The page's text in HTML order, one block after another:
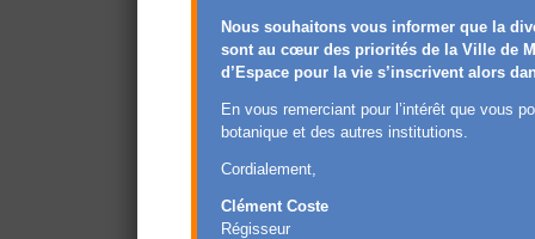
Nous souhaitons vous informer que la
sont au cœur des priorités de la Ville de
d’Espace pour la vie s’inscrivent alors
En vous remerciant pour l’intérêt que vous
botanique et des autres institutions.
Cordialement,
Clément Coste
Régisseur